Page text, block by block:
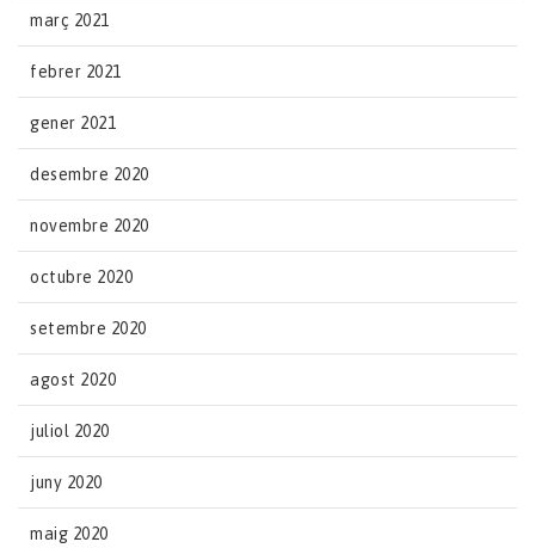
març 2021
febrer 2021
gener 2021
desembre 2020
novembre 2020
octubre 2020
setembre 2020
agost 2020
juliol 2020
juny 2020
maig 2020